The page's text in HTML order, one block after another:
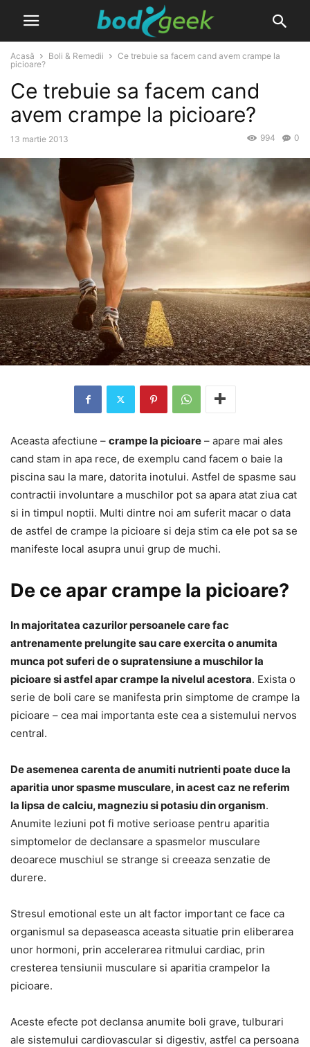
Acasă Boli & Remedii
Ce trebuie sa facem cand avem crampe la
picioare?
Ce trebuie sa facem cand
avem crampe la picioare?
13 martie 2013 0
994
Aceasta afectiune – crampe la picioare – apare mai ales
cand stam in apa rece, de exemplu cand facem o baie la
piscina sau la mare, datorita inotului. Astfel de spasme sau
contractii involuntare a muschilor pot sa apara atat ziua cat
si in timpul noptii. Multi dintre noi am suferit macar o data
de astfel de crampe la picioare si deja stim ca ele pot sa se
manifeste local asupra unui grup de muchi.
De ce apar crampe la picioare?
In majoritatea cazurilor persoanele care fac
antrenamente prelungite sau care exercita o anumita
munca pot suferi de o supratensiune a muschilor la
picioare si astfel apar crampe la nivelul acestora. Exista o
serie de boli care se manifesta prin simptome de crampe la
picioare – cea mai importanta este cea a sistemului nervos
central.
De asemenea carenta de anumiti nutrienti poate duce la
aparitia unor spasme musculare, in acest caz ne referim
la lipsa de calciu, magneziu si potasiu din organism.
Anumite leziuni pot fi motive serioase pentru aparitia
simptomelor de declansare a spasmelor musculare
deoarece muschiul se strange si creeaza senzatie de
durere.
Stresul emotional este un alt factor important ce face ca
organismul sa depaseasca aceasta situatie prin eliberarea
unor hormoni, prin accelerarea ritmului cardiac, prin
cresterea tensiunii musculare si aparitia crampelor la
picioare.
Aceste efecte pot declansa anumite boli grave, tulburari
ale sistemului cardiovascular si digestiv, astfel ca persoana